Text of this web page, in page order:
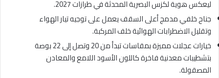
ليعكس هوية لكزس البصرية المحدثة في طرازات 2027.
جناح خلفي مدمج أعلى السقف يعمل على توجيه تيار الهواء
وتقليل الاضطرابات الهوائية خلف المركبة.
خيارات عجلات مميزة بمقاسات تبدأ من 20 وتصل إلى 22 بوصة
بتشطيبات معدنية فاخرة كاللون الأسود اللامع والمعادن
المصقولة.